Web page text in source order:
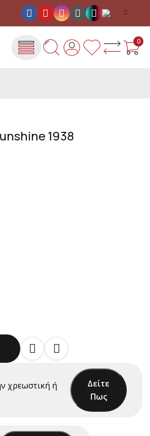
ΈΞΟΔΑ ΑΠΟΣΤΟΛΉΣ ΜΕ ΜΌΝΟ 4,00 €
0
1938
χρεωστική ή
Δείτε
Πως